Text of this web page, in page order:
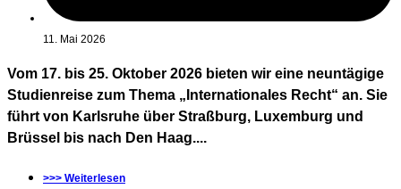
11. Mai 2026
Vom 17. bis 25. Oktober 2026 bieten wir eine neuntägige
Studienreise zum Thema „Internationales Recht“ an. Sie
führt von Karlsruhe über Straßburg, Luxemburg und
Brüssel bis nach Den Haag....
>>> Weiterlesen